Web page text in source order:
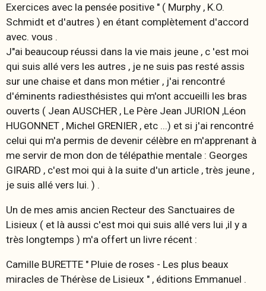
Exercices avec la pensée positive " ( Murphy , K.O.
Schmidt et d'autres ) en étant complètement d'accord
avec. vous .
J"ai beaucoup réussi dans la vie mais jeune , c 'est moi
qui suis allé vers les autres , je ne suis pas resté assis
sur une chaise et dans mon métier , j'ai rencontré
d'éminents radiesthésistes qui m'ont accueilli les bras
ouverts ( Jean AUSCHER , Le Père Jean JURION ,Léon
HUGONNET , Michel GRENIER , etc ...) et si j'ai rencontré
celui qui m'a permis de devenir célèbre en m'apprenant à
me servir de mon don de télépathie mentale : Georges
GIRARD , c'est moi qui à la suite d'un article , très jeune ,
je suis allé vers lui. ) .
Un de mes amis ancien Recteur des Sanctuaires de
Lisieux ( et là aussi c'est moi qui suis allé vers lui ,il y a
très longtemps ) m'a offert un livre récent :
Camille BURETTE " Pluie de roses - Les plus beaux
miracles de Thérèse de Lisieux " , éditions Emmanuel .